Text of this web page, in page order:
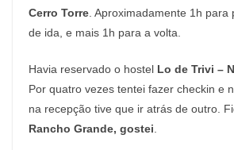
Cerro Torre . Aproximadamente 1h
de ida, e mais 1h para a volta.
Havia reservado o hostel Lo de Trivi –
Por quatro vezes tentei fazer checkin e
na recepção tive que ir atrás de outro.
Rancho Grande, gostei